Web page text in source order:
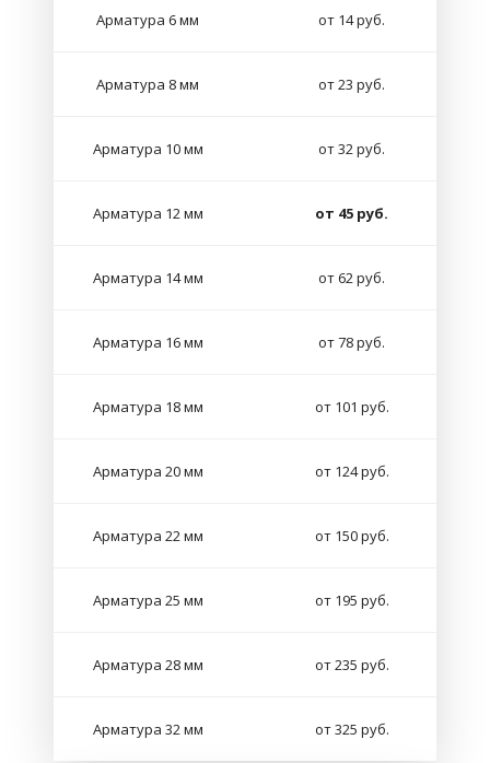
Арматура 6 мм от 14 руб.
Арматура 8 мм от 23 руб.
Арматура 10 мм от 32 руб.
Арматура 12 мм от 45 руб.
Арматура 14 мм от 62 руб.
Арматура 16 мм от 78 руб.
Арматура 18 мм от 101 руб.
Арматура 20 мм от 124 руб.
Арматура 22 мм от 150 руб.
Арматура 25 мм от 195 руб.
Арматура 28 мм от 235 руб.
Арматура 32 мм от 325 руб.